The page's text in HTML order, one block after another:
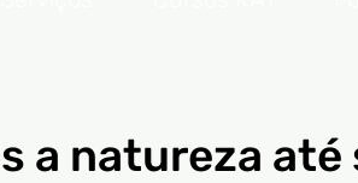
a natureza até